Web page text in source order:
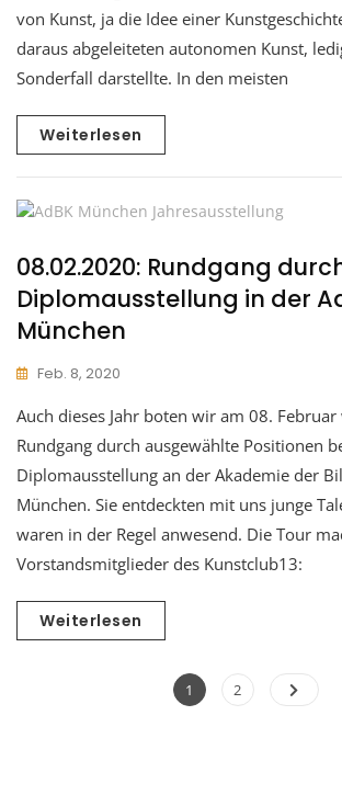
von Kunst, ja die Idee einer
daraus abgeleiteten autonomen Kunst,
Sonderfall darstellte. In den meisten
Weiterlesen
08.02.2020: Rundgang
Diplomausstellung in der
München
Feb. 8, 2020
Auch dieses Jahr boten wir am 08.
Rundgang durch ausgewählte Positionen
Diplomausstellung an der Akademie der
München. Sie entdeckten mit uns junge
waren in der Regel anwesend. Die Tour
Vorstandsmitglieder des Kunstclub13:
Weiterlesen
Page
1 Page
2